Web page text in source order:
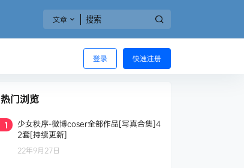
文章
登录 快速注册
热门浏览
1
少女秩序-微博coser全部作品[写真合集]4
2套[持续更新]
22年9月27日